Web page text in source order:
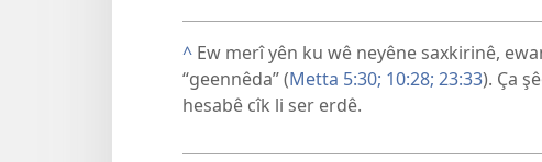
^ Ew merî yên ku wê neyêne saxkirinê,
“geennêda” (Metta 5:30; 10:28; 23:33). Ça
hesabê cîk li ser erdê.